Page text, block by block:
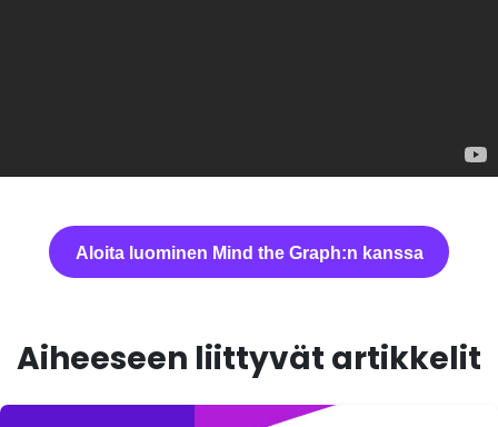
Aloita luominen Mind the Graph:n kanssa
Aiheeseen liittyvät artikkelit